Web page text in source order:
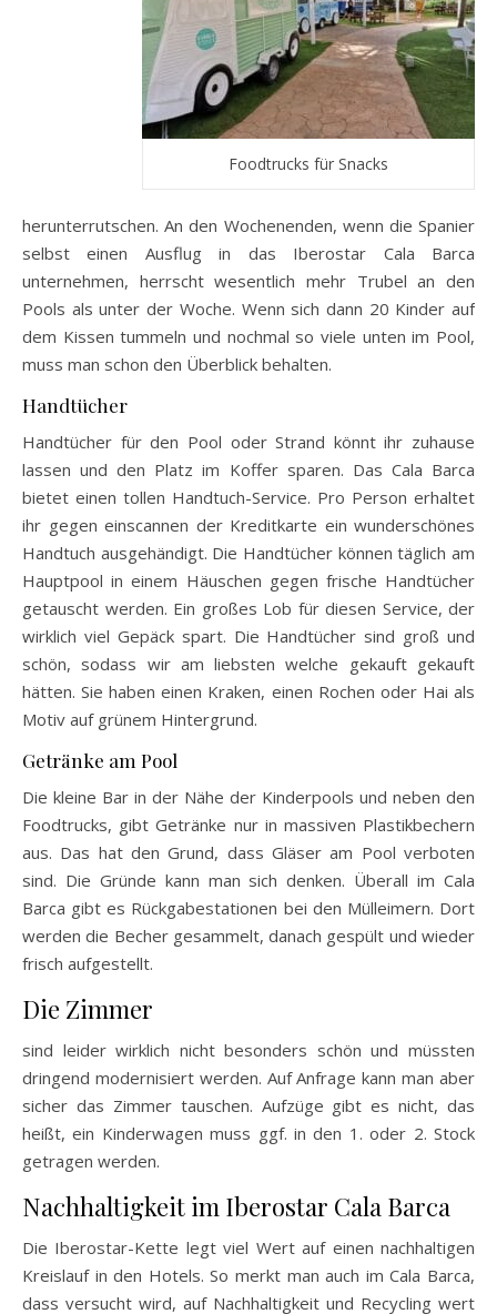
Foodtrucks für Snacks
herunterrutschen. An den Wochenenden, wenn die Spanier
selbst einen Ausflug in das Iberostar Cala Barca
unternehmen, herrscht wesentlich mehr Trubel an den
Pools als unter der Woche. Wenn sich dann 20 Kinder auf
dem Kissen tummeln und nochmal so viele unten im Pool,
muss man schon den Überblick behalten.
Handtücher
Handtücher für den Pool oder Strand könnt ihr zuhause
lassen und den Platz im Koffer sparen. Das Cala Barca
bietet einen tollen Handtuch-Service. Pro Person erhaltet
ihr gegen einscannen der Kreditkarte ein wunderschönes
Handtuch ausgehändigt. Die Handtücher können täglich am
Hauptpool in einem Häuschen gegen frische Handtücher
getauscht werden. Ein großes Lob für diesen Service, der
wirklich viel Gepäck spart. Die Handtücher sind groß und
schön, sodass wir am liebsten welche gekauft gekauft
hätten. Sie haben einen Kraken, einen Rochen oder Hai als
Motiv auf grünem Hintergrund.
Getränke am Pool
Die kleine Bar in der Nähe der Kinderpools und neben den
Foodtrucks, gibt Getränke nur in massiven Plastikbechern
aus. Das hat den Grund, dass Gläser am Pool verboten
sind. Die Gründe kann man sich denken. Überall im Cala
Barca gibt es Rückgabestationen bei den Mülleimern. Dort
werden die Becher gesammelt, danach gespült und wieder
frisch aufgestellt.
Die Zimmer
sind leider wirklich nicht besonders schön und müssten
dringend modernisiert werden. Auf Anfrage kann man aber
sicher das Zimmer tauschen. Aufzüge gibt es nicht, das
heißt, ein Kinderwagen muss ggf. in den 1. oder 2. Stock
getragen werden.
Nachhaltigkeit im Iberostar Cala Barca
Die Iberostar-Kette legt viel Wert auf einen nachhaltigen
Kreislauf in den Hotels. So merkt man auch im Cala Barca,
dass versucht wird, auf Nachhaltigkeit und Recycling wert